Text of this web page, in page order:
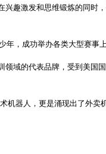
趣激发和思维锻炼的同时
，成功举办各类大型赛事
域的代表品牌，受到美国
机器人，更是涌现出了外